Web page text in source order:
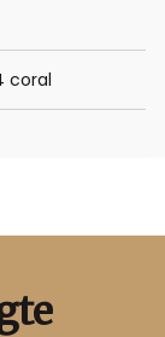
coral